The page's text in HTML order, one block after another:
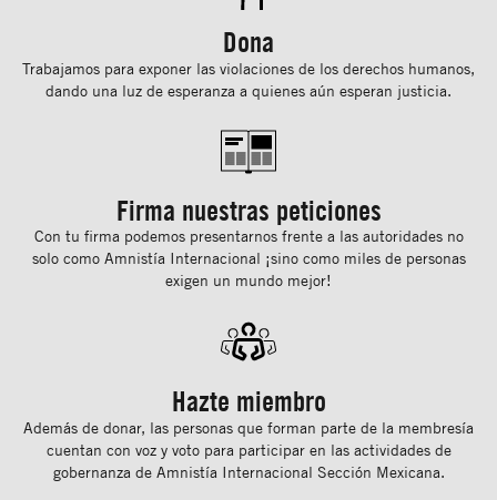
Dona
Trabajamos para exponer las violaciones de los derechos humanos,
dando una luz de esperanza a quienes aún esperan justicia.
Firma nuestras peticiones
Con tu ﬁrma podemos presentarnos frente a las autoridades no
solo como Amnistía Internacional ¡sino como miles de personas
exigen un mundo mejor!
Hazte miembro
Además de donar, las personas que forman parte de la membresía
cuentan con voz y voto para participar en las actividades de
gobernanza de Amnistía Internacional Sección Mexicana.